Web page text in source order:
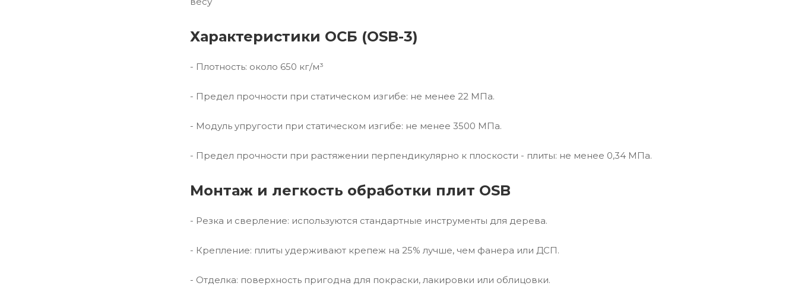
Характеристики ОСБ (OSB-3)
- Плотность: около 650 кг/м³
- Предел прочности при статическом изгибе: не менее 22 МПа.
- Модуль упругости при статическом изгибе: не менее 3500 МПа.
- Предел прочности при растяжении перпендикулярно к плоскости - плиты: не менее 0,34 МПа.
Монтаж и легкость обработки плит OSB
- Резка и сверление: используются стандартные инструменты для дерева.
- Крепление: плиты удерживают крепеж на 25% лучше, чем фанера или ДСП.
- Отделка: поверхность пригодна для покраски, лакировки или облицовки.